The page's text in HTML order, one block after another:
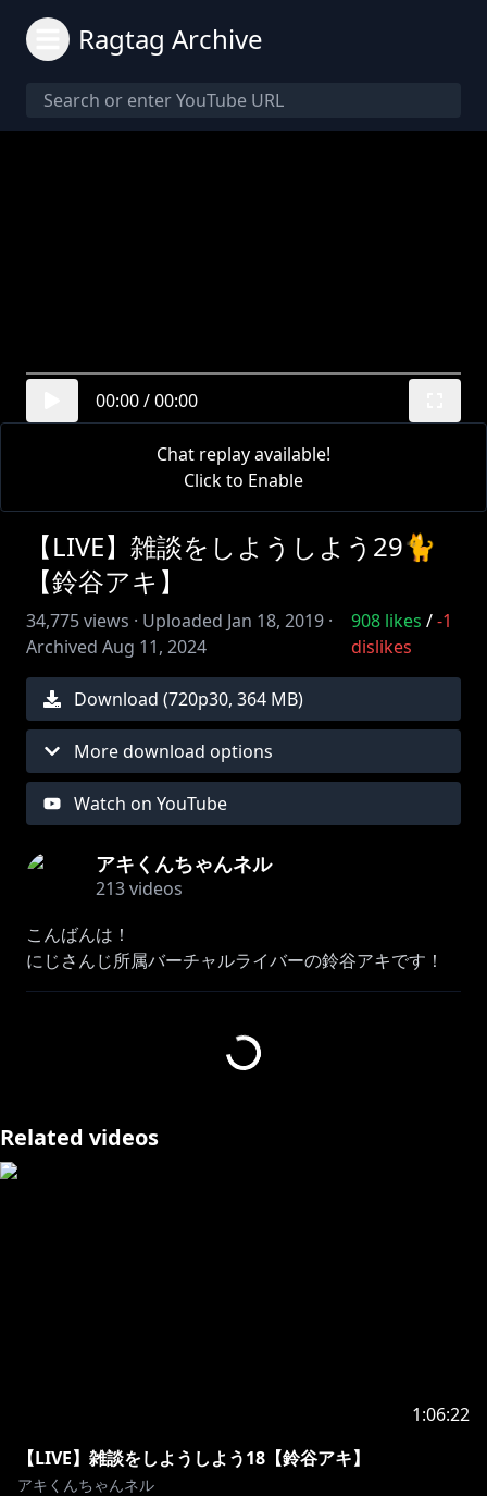
Ragtag Archive
00:00/00:00
Chat replay available!
Click to Enable
【LIVE】雑談をしようしよう29🐈
【鈴谷アキ】
34,775views · Uploaded Jan 18, 2019 ·
Archived Aug 11, 2024
908likes /-1
dislikes
Download (720p30, 364 MB)
More download options
Watch on YouTube
アキくんちゃんネル
213videos
こんばんは！
にじさんじ所属バーチャルライバーの鈴谷アキです！
今週もおしまいですね、どんな一週間でしたか？
ボクは日曜日が楽しみでドキドキです！
https://www.youtube.com/channel/UCpnvhOIJ6BN-
*------------------------------------------------*
にじさんじについて
Related videos
1:06:22
【LIVE】雑談をしようしよう18【鈴谷アキ】
アキくんちゃんネル